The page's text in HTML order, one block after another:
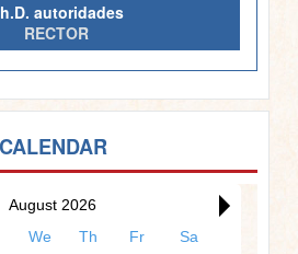
autoridades
RECTOR
CALENDAR
August 2026
We Th Fr
Sa